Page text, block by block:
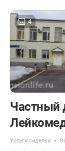
4
Частный
Услуги сиделки